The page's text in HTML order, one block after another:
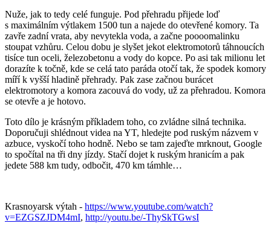
Nuže, jak to tedy celé funguje. Pod přehradu přijede loď
s maximálním výtlakem 1500 tun a najede do otevřené komory. Ta
zavře zadní vrata, aby nevytekla voda, a začne poooomalinku
stoupat vzhůru. Celou dobu je slyšet jekot elektromotorů táhnoucích
tisíce tun oceli, železobetonu a vody do kopce. Po asi tak milionu let
dorazíte k točně, kde se celá tato paráda otočí tak, že spodek komory
míří k vyšší hladině přehrady. Pak zase začnou burácet
elektromotory a komora zacouvá do vody, už za přehradou. Komora
se otevře a je hotovo.
Toto dílo je krásným příkladem toho, co zvládne silná technika.
Doporučuji shlédnout videa na YT, hledejte pod ruským názvem v
azbuce, vyskočí toho hodně. Nebo se tam zajeďte mrknout, Google
to spočítal na tři dny jízdy. Stačí dojet k ruským hranicím a pak
jedete 588 km tudy, odbočit, 470 km támhle…
Krasnoyarsk výtah - https://www.youtube.com/watch?
v=EZGSZJDM4mI, http://youtu.be/-ThySkTGwsI